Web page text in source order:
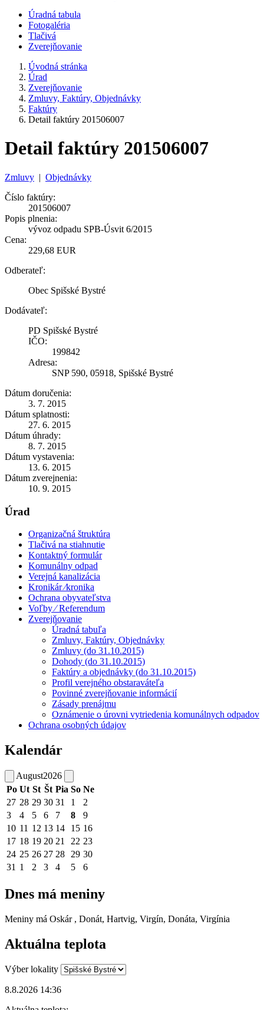
Úradná tabula
Fotogaléria
Tlačivá
Zverejňovanie
Úvodná stránka
Úrad
Zverejňovanie
Zmluvy, Faktúry, Objednávky
Faktúry
Detail faktúry 201506007
Detail faktúry 201506007
Zmluvy | Objednávky
Číslo faktúry:
201506007
Popis plnenia:
vývoz odpadu SPB-Úsvit 6/2015
Cena:
229,68 EUR
Odberateľ:
Obec Spišské Bystré
Dodávateľ:
PD Spišské Bystré
IČO:
199842
Adresa:
SNP 590, 05918, Spišské Bystré
Dátum doručenia:
3. 7. 2015
Dátum splatnosti:
27. 6. 2015
Dátum úhrady:
8. 7. 2015
Dátum vystavenia:
13. 6. 2015
Dátum zverejnenia:
10. 9. 2015
Úrad
Organizačná štruktúra
Tlačivá na stiahnutie
Kontaktný formulár
Komunálny odpad
Verejná kanalizácia
Kronikár ⁄kronika
Ochrana obyvateľstva
Voľby ⁄ Referendum
Zverejňovanie
Úradná tabuľa
Zmluvy, Faktúry, Objednávky
Zmluvy (do 31.10.2015)
Dohody (do 31.10.2015)
Faktúry a objednávky (do 31.10.2015)
Profil verejného obstaraváteľa
Povinné zverejňovanie informácií
Zásady prenájmu
Oznámenie o úrovni vytriedenia komunálnych odpadov
Ochrana osobných údajov
Kalendár
August2026
Po Ut St Št Pia So Ne
27 28 29 30 31 1
2
3
4 5 6 7 8
9
10 11 12 13 14 15 16
17 18 19 20 21 22 23
24 25 26 27 28 29 30
31 1 2 3 4 5 6
Dnes má meniny
Meniny má Oskár , Donát, Hartvig, Virgín, Donáta, Virgínia
Aktuálna teplota
Výber lokality
8.8.2026 14:36